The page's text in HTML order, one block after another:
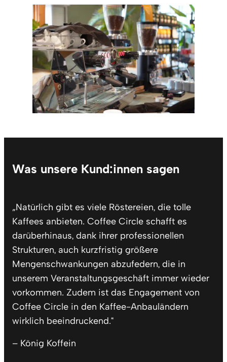
Was unsere Kund:innen sagen
„Natürlich gibt es viele Röstereien, die tolle
Kaffees anbieten. Coffee Circle schafft es
darüberhinaus, dank ihrer professionellen
Strukturen, auch kurzfristig größere
Mengenschwankungen abzufedern, die in
unserem Veranstaltungsgeschäft immer wieder
vorkommen. Zudem ist das Engagement von
Coffee Circle in den Kaffee-Anbauländern
wirklich beeindruckend.“
– König Koffein